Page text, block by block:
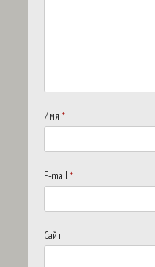
Имя *
E-mail*
Сайт